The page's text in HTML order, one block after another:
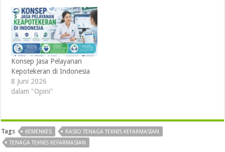
Konsep Jasa Pelayanan
Kepotekeran di Indonesia
8 Juni 2026
dalam "Opini"
Tags KEMENKES
RASIO TENAGA TEKNIS KEFARMASIAN
TENAGA TEKNIS KEFARMASIAN